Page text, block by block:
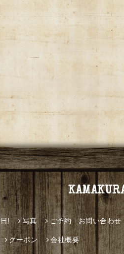
) 写真 ご予約 お問い合わせ
クーポン 会社概要